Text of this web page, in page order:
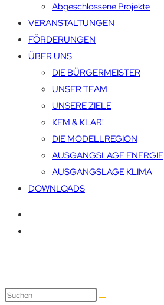
Abgeschlossene Projekte
VERANSTALTUNGEN
FÖRDERUNGEN
ÜBER UNS
DIE BÜRGERMEISTER
UNSER TEAM
UNSERE ZIELE
KEM & KLAR!
DIE MODELLREGION
AUSGANGSLAGE ENERGIE
AUSGANGSLAGE KLIMA
DOWNLOADS